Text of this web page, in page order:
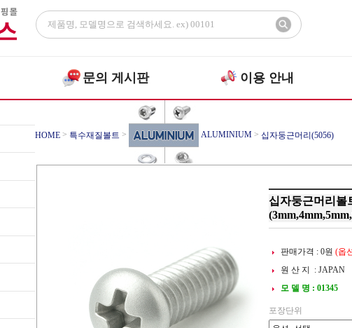
문의 게시판 이용 안내
HOME > 특수재질볼트 > ALUMINIUM > 십자둥근머리(5056)
십자둥근머리볼
판매가격 : 0원 (옵
원 산 지 : JAPAN
모 델 명 : 01345
포장단위